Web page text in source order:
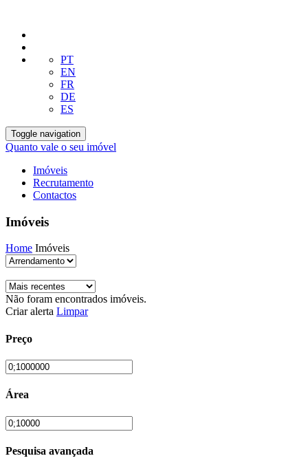
PT
EN
FR
DE
ES
Toggle navigation
Quanto vale o seu imóvel
Imóveis
Recrutamento
Contactos
Imóveis
Home Imóveis
Não foram encontrados imóveis.
Criar alerta Limpar
Preço
Área
Pesquisa avançada